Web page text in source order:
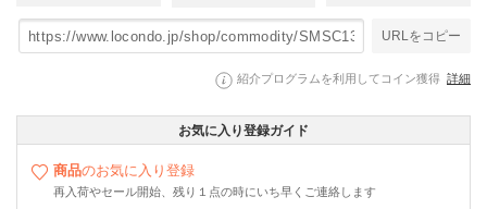
URLをコピー
紹介プログラムを利用してコイン獲得 詳細
お気に入り登録ガイド
商品のお気に入り登録
再入荷やセール開始、残り１点の時にいち早くご連絡します